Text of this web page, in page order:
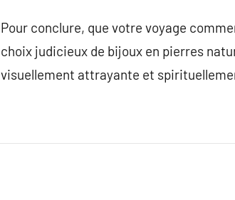
Pour conclure, que votre voyage
choix judicieux de bijoux en pierres
visuellement attrayante et